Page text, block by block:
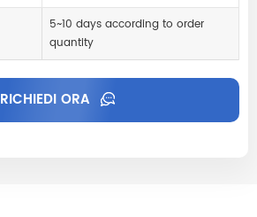
5~10 days according to order
quantity
RICHIEDI ORA